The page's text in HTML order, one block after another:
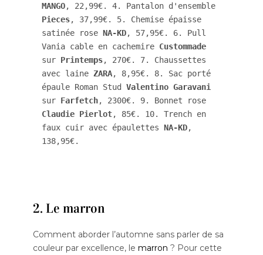
MANGO
, 22,99€. 4. Pantalon d'ensemble
Pieces, 37,99€. 5. Chemise épaisse
satinée rose NA-KD, 57,95€. 6. Pull
Vania cable en cachemire Custommade
sur Printemps, 270€. 7. Chaussettes
avec laine ZARA, 8,95€. 8. Sac porté
épaule Roman Stud Valentino Garavani
sur Farfetch
, 2300€. 9. Bonnet rose
Claudie Pierlot, 85€. 10. Trench en
faux cuir avec épaulettes NA-KD,
138,95€.
2. Le marron
Comment aborder l’automne sans parler de sa
couleur par excellence, le marron ? Pour cette